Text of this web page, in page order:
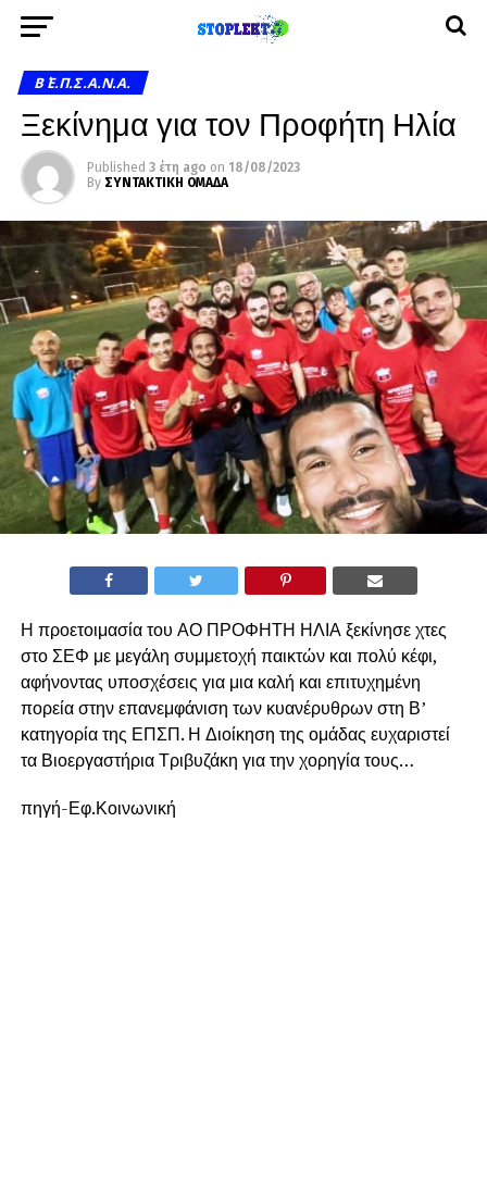
Β΄ Ε.Π.Σ.Α.Ν.Α.
Ξεκίνημα για τον Προφήτη Ηλία
Published 3 έτη ago on 18/08/2023
By ΣΥΝΤΑΚΤΙΚΗ ΟΜΑΔΑ
Η προετοιμασία του ΑΟ ΠΡΟΦΗΤΗ ΗΛΙΑ ξεκίνησε χτες
στο ΣΕΦ με μεγάλη συμμετοχή παικτών και πολύ κέφι,
αφήνοντας υποσχέσεις για μια καλή και επιτυχημένη
πορεία στην επανεμφάνιση των κυανέρυθρων στη Β’
κατηγορία της ΕΠΣΠ. Η Διοίκηση της ομάδας ευχαριστεί
τα Βιοεργαστήρια Τριβυζάκη για την χορηγία τους…
πηγή-Εφ.Κοινωνική